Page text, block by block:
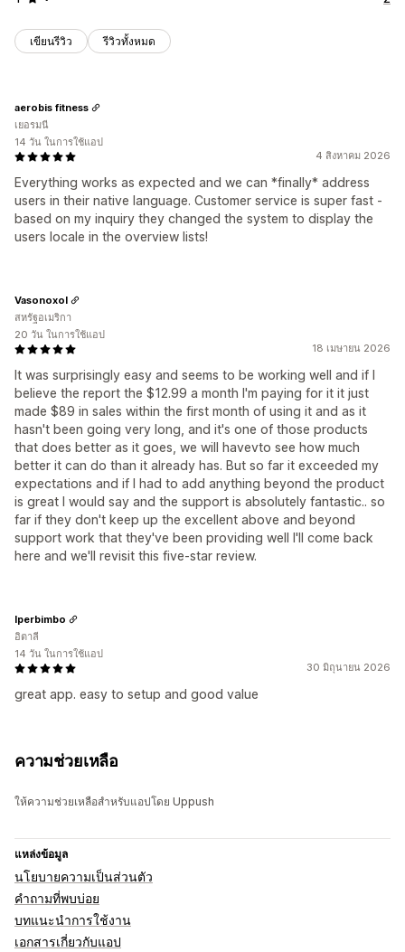
เขียนรีวิว รีวิวทั้งหมด
4 สิงหาคม 2026
Everything works as expected and we can *finally* address
users in their native language. Customer service is super fast -
based on my inquiry they changed the system to display the
users locale in the overview lists!
aerobis fitness
เยอรมนี
14 วัน ในการใช้แอป
18 เมษายน 2026
It was surprisingly easy and seems to be working well and if I
believe the report the $12.99 a month I'm paying for it it just
made $89 in sales within the first month of using it and as it
hasn't been going very long, and it's one of those products
that does better as it goes, we will havevto see how much
better it can do than it already has. But so far it exceeded my
expectations and if I had to add anything beyond the product
is great I would say and the support is absolutely fantastic.. so
far if they don't keep up the excellent above and beyond
support work that they've been providing well I'll come back
here and we'll revisit this five-star review.
Vasonoxol
สหรัฐอเมริกา
20 วัน ในการใช้แอป
30 มิถุนายน 2026
great app. easy to setup and good value
Iperbimbo
อิตาลี
14 วัน ในการใช้แอป
ความช่วยเหลือ
ให้ความช่วยเหลือสำหรับแอปโดย Uppush
แหล่งข้อมูล
นโยบายความเป็นส่วนตัว
คำถามที่พบบ่อย
บทแนะนำการใช้งาน
เอกสารเกี่ยวกับแอป